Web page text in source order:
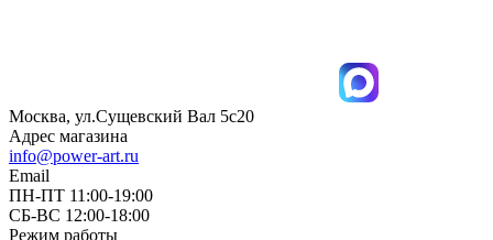
Москва, ул.Сущевский Вал 5с20
Адрес магазина
info@power-art.ru
Email
ПН-ПТ 11:00-19:00
СБ-ВС 12:00-18:00
Режим работы